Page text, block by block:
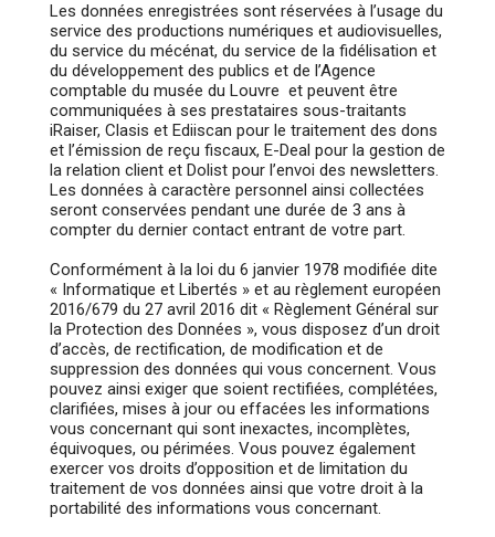
Les données enregistrées sont réservées à l’usage du
service des productions numériques et audiovisuelles,
du service du mécénat, du service de la fidélisation et
du développement des publics et de l’Agence
comptable du musée du Louvre et peuvent être
communiquées à ses prestataires sous-traitants
iRaiser, Clasis et Ediiscan pour le traitement des dons
et l’émission de reçu fiscaux, E-Deal pour la gestion de
la relation client et Dolist pour l’envoi des newsletters.
Les données à caractère personnel ainsi collectées
seront conservées pendant une durée de 3 ans à
compter du dernier contact entrant de votre part.
Conformément à la loi du 6 janvier 1978 modifiée dite
« Informatique et Libertés » et au règlement européen
2016/679 du 27 avril 2016 dit « Règlement Général sur
la Protection des Données », vous disposez d’un droit
d’accès, de rectification, de modification et de
suppression des données qui vous concernent. Vous
pouvez ainsi exiger que soient rectifiées, complétées,
clarifiées, mises à jour ou effacées les informations
vous concernant qui sont inexactes, incomplètes,
équivoques, ou périmées. Vous pouvez également
exercer vos droits d’opposition et de limitation du
traitement de vos données ainsi que votre droit à la
portabilité des informations vous concernant.